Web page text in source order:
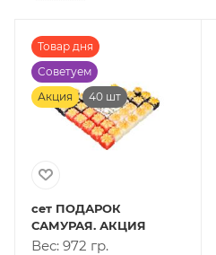
Товар дня
Советуем
Акция
40 шт
сет ПОДАРОК
САМУРАЯ. АКЦИЯ
Вес: 972 гр.